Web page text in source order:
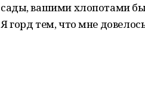
сады, вашими хлопотами
Я горд тем, что мне